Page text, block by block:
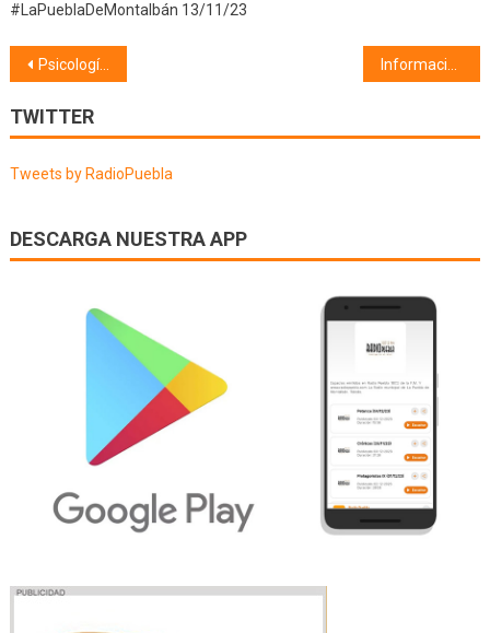
#LaPueblaDeMontalbán 13/11/23
Navegación
de
entradas
Psicología (14/05/20) Síndrome de la cabaña
TWITTER
Tweets by RadioPuebla
DESCARGA NUESTRA APP